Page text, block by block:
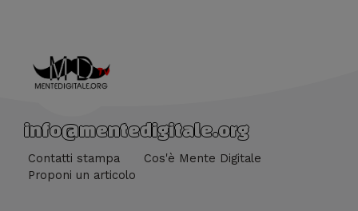
info@mentedigitale.org
Contatti stampa
Cos'è Mente Digitale
Proponi un articolo